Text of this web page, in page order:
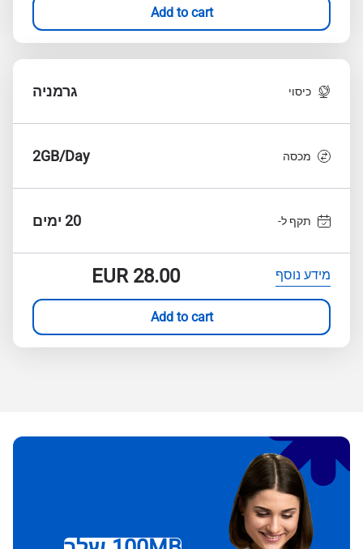
Add to cart
כיסוי גרמניה
מכסה 2GB/Day
תקף ל- 20 ימים
מידע נוסף EUR28.00
Add to cart